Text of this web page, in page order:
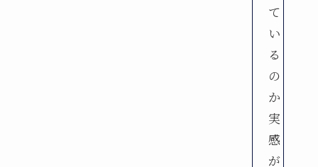
て
い
る
の
か
実
感
が